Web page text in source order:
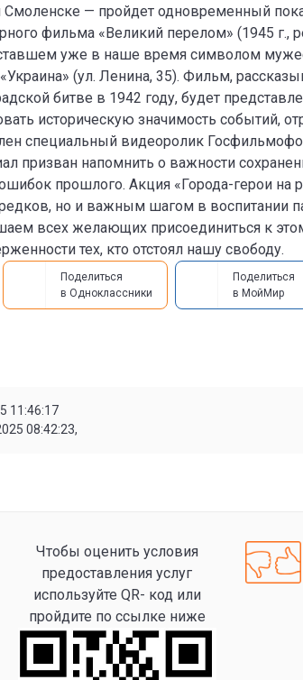
— пройдет одновременный
фильма «Великий перелом» (1945 г.,
уже в наше время символом
(ул. Ленина, 35). Фильм,
битве в 1942 году, будет
историческую значимость событий,
специальный видеоролик
призван напомнить о важности
прошлого. Акция «Города-герои на
но и важным шагом в воспитании
всех желающих присоединиться к
тех, кто отстоял нашу свободу.
Поделиться
в Одноклассники
Поделиться
в МойМир
11:46:17
08:42:23,
Чтобы оценить условия
предоставления услуг
используйте QR- код или
пройдите по ссылке ниже